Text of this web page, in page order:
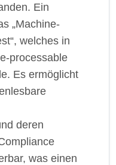
Ein
„Machine-
welches in
processable
Es ermöglicht
deren
was einen